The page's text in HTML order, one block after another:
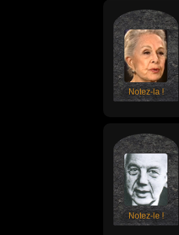
Notez-la !
Notez-le !